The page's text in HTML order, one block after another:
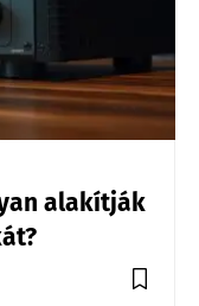
alakítják